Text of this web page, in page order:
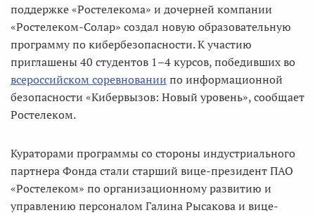
поддержке «Ростелекома» и дочерней компании
«Ростелеком-Солар» создал новую образовательную
программу по кибербезопасности. К участию
приглашены 40 студентов 1–4 курсов, победивших во
всероссийском соревновании по информационной
безопасности «Кибервызов: Новый уровень», сообщает
Ростелеком.
Кураторами программы со стороны индустриального
партнера Фонда стали старший вице-президент ПАО
«Ростелеком» по организационному развитию и
управлению персоналом Галина Рысакова и вице-